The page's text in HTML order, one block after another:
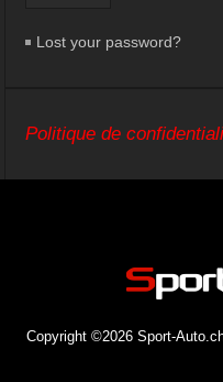
Lost your password?
Politique de
Copyright ©2026 Sport-